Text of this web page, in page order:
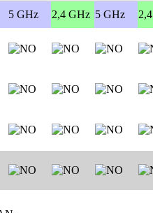
5 GHz 2,4 GHz 5 GHz